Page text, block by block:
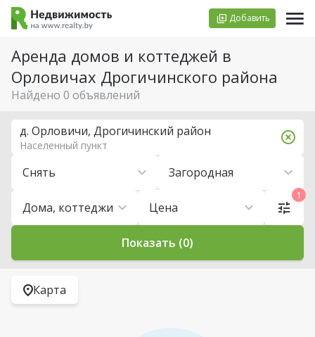
Добавить
Аренда домов и коттеджей в
Орловичах Дрогичинского района
Найдено 0 объявлений
Снять Загородная
Дома, коттеджи Цена
д. Орловичи, Дрогичинский район
Населенный пункт
1
Показать (0)
Карта